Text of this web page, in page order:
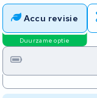
Accu revisie
Duurzame optie